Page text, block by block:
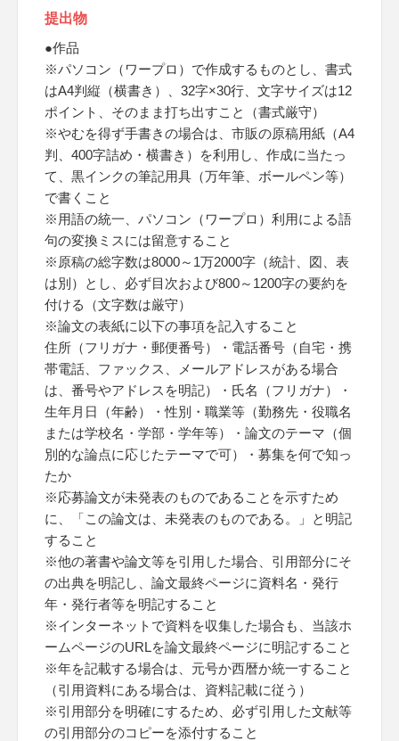
提出物
●作品
※パソコン（ワープロ）で作成するものとし、書式
はA4判縦（横書き）、32字×30行、文字サイズは12
ポイント、そのまま打ち出すこと（書式厳守）
※やむを得ず手書きの場合は、市販の原稿用紙（A4
判、400字詰め・横書き）を利用し、作成に当たっ
て、黒インクの筆記用具（万年筆、ボールペン等）
で書くこと
※用語の統一、パソコン（ワープロ）利用による語
句の変換ミスには留意すること
※原稿の総字数は8000～1万2000字（統計、図、表
は別）とし、必ず目次および800～1200字の要約を
付ける（文字数は厳守）
※論文の表紙に以下の事項を記入すること
住所（フリガナ・郵便番号）・電話番号（自宅・携
帯電話、ファックス、メールアドレスがある場合
は、番号やアドレスを明記）・氏名（フリガナ）・
生年月日（年齢）・性別・職業等（勤務先・役職名
または学校名・学部・学年等）・論文のテーマ（個
別的な論点に応じたテーマで可）・募集を何で知っ
たか
※応募論文が未発表のものであることを示すため
に、「この論文は、未発表のものである。」と明記
すること
※他の著書や論文等を引用した場合、引用部分にそ
の出典を明記し、論文最終ページに資料名・発行
年・発行者等を明記すること
※インターネットで資料を収集した場合も、当該ホ
ームページのURLを論文最終ページに明記すること
※年を記載する場合は、元号か西暦か統一すること
（引用資料にある場合は、資料記載に従う）
※引用部分を明確にするため、必ず引用した文献等
の引用部分のコピーを添付すること